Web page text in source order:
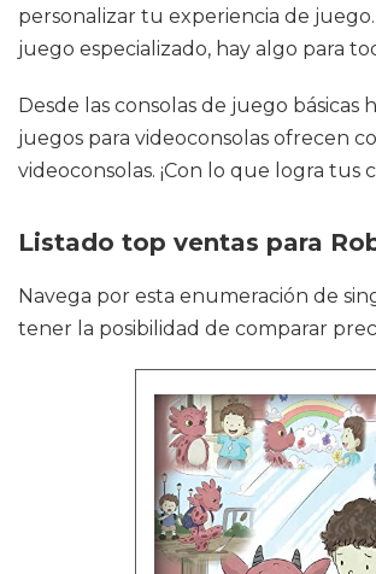
personalizar tu experiencia de
juego especializado, hay algo para
Desde las consolas de juego
juegos para videoconsolas ofrecen
videoconsolas. ¡Con lo que logra tus
Listado top ventas para
Navega por esta enumeración de
tener la posibilidad de comparar